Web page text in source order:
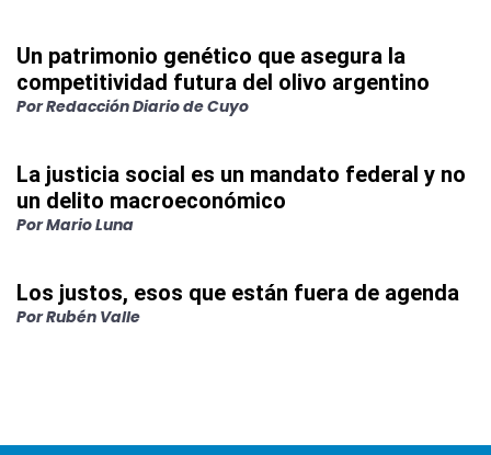
Un patrimonio genético que asegura la
competitividad futura del olivo argentino
PorRedacción Diario de Cuyo
La justicia social es un mandato federal y no
un delito macroeconómico
PorMario Luna
Los justos, esos que están fuera de agenda
PorRubén Valle